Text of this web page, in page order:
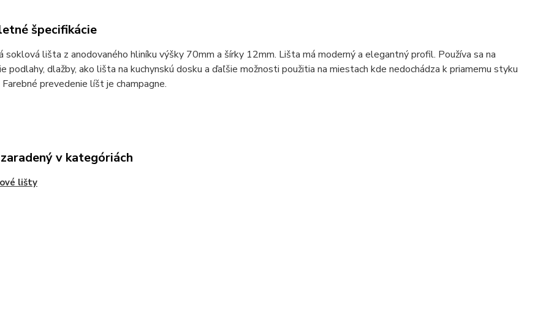
špecifikácie
soklová lišta z anodovaného hliníku výšky 70mm a šírky 12mm. Lišta má moderný a elegantný profil. Používa sa na
podlahy, dlažby, ako lišta na kuchynskú dosku a ďaľšie možnosti použitia na miestach kde nedochádza k priamemu styku
prevedenie líšt je champagne.
v kategóriách
lišty